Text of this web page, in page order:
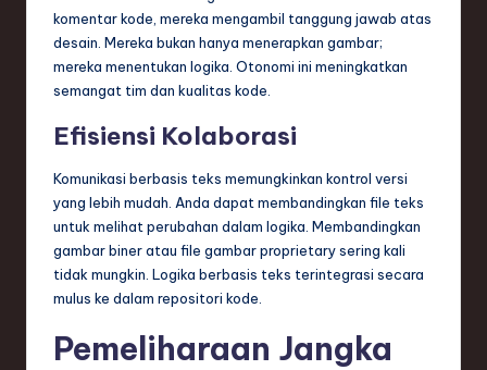
komentar kode, mereka mengambil tanggung jawab atas
desain. Mereka bukan hanya menerapkan gambar;
mereka menentukan logika. Otonomi ini meningkatkan
semangat tim dan kualitas kode.
Efisiensi Kolaborasi
Komunikasi berbasis teks memungkinkan kontrol versi
yang lebih mudah. Anda dapat membandingkan file teks
untuk melihat perubahan dalam logika. Membandingkan
gambar biner atau file gambar proprietary sering kali
tidak mungkin. Logika berbasis teks terintegrasi secara
mulus ke dalam repositori kode.
Pemeliharaan Jangka